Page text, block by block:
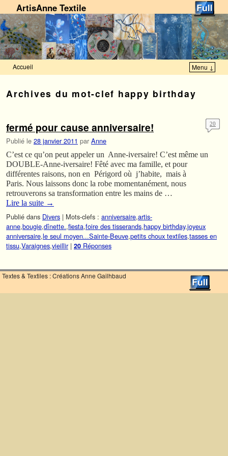
ArtisAnne Textile
Accueil Menu ↓
Archives du mot-clef happy birthday
fermé pour cause anniversaire!
Publié le 28 janvier 2011 par Anne
20
C’est ce qu’on peut appeler un Anne-iversaire! C’est même un
DOUBLE-Anne-iversaire! Fêté avec ma famille, et pour
différentes raisons, non en Périgord où j’habite, mais à
Paris. Nous laissons donc la robe momentanément, nous
retrouverons sa transformation entre les mains de …
Lire la suite →
Publié dans Divers | Mots-clefs : anniversaire,artis-
anne,bougie,dînette.,fiesta,foire des tisserands,happy birthday,joyeux
anniversaire,le seul moyen...Sainte-Beuve,petits choux textiles,tasses en
tissu,Varaignes,vieillir | 20 Réponses
Textes & Textiles : Créations Anne Gailhbaud